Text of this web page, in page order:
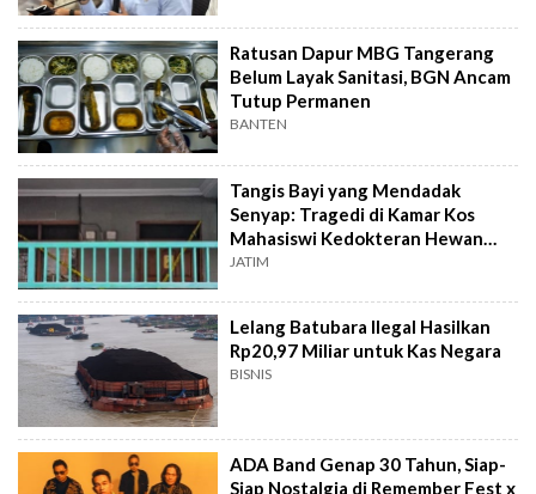
Ratusan Dapur MBG Tangerang
Belum Layak Sanitasi, BGN Ancam
Tutup Permanen
BANTEN
Tangis Bayi yang Mendadak
Senyap: Tragedi di Kamar Kos
Mahasiswi Kedokteran Hewan
Surabaya
JATIM
Lelang Batubara Ilegal Hasilkan
Rp20,97 Miliar untuk Kas Negara
BISNIS
ADA Band Genap 30 Tahun, Siap-
Siap Nostalgia di Remember Fest x